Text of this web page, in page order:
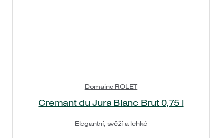
Domaine ROLET
Cremant du Jura Blanc Brut 0,75 l
Elegantní, svěží a lehké